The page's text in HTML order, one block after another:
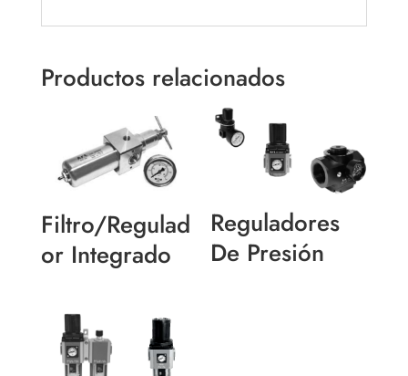
Productos relacionados
Filtro/Regulad
or Integrado
Reguladores
De Presión